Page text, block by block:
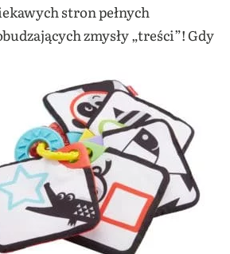
stron pełnych
zmysły „treści”!Gdy